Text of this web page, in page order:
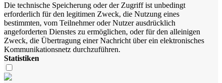
Die technische Speicherung oder der Zugriff ist unbedingt
erforderlich für den legitimen Zweck, die Nutzung eines
bestimmten, vom Teilnehmer oder Nutzer ausdrücklich
angeforderten Dienstes zu ermöglichen, oder für den alleinigen
Zweck, die Übertragung einer Nachricht über ein elektronisches
Kommunikationsnetz durchzuführen.
Statistiken